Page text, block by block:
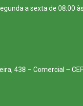
a sexta de 08:00
438 – Comercial –